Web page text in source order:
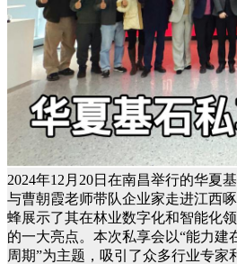
2024年12月20日在南昌举行的华夏
与曹朝霞老师带队企业家走进江西
蜂展示了其在林业数字化和智能化
的一大亮点。本次私享会以“能力建
周期”为主题，吸引了众多行业专家